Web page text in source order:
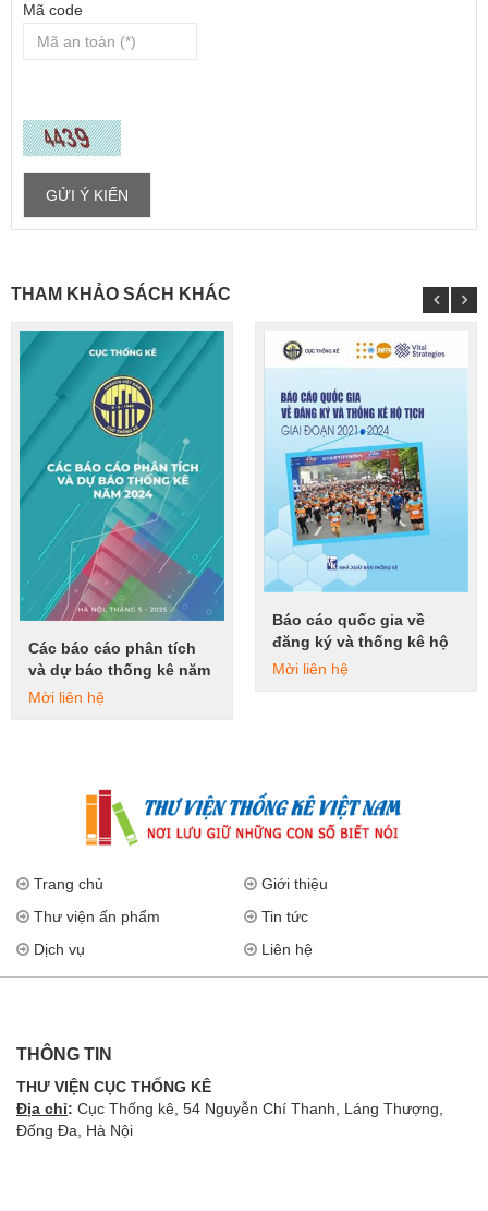
Mã code
THAM KHẢO SÁCH KHÁC
Xem tiếp
Các báo cáo phân tích
và dự báo thống kê năm
2024
Mời liên hệ
Xem tiếp
Báo cáo quốc gia về
đăng ký và thống kê hộ
tịch giai đoạn 2021-2024
Mời liên hệ
Trang chủ
Giới thiệu
Thư viện ấn phẩm
Tin tức
Dịch vụ
Liên hệ
THÔNG TIN
THƯ VIỆN CỤC THỐNG KÊ
Địa chỉ: Cục Thống kê, 54 Nguyễn Chí Thanh, Láng Thượng,
Đống Đa, Hà Nội